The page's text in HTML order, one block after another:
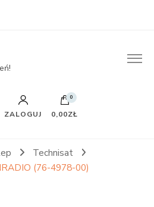
ZALOGUJ
0
0,00ZŁ
Technisat
(76-4978-00)